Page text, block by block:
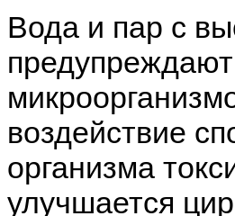
Вода и пар с
воздействие
организма
улучшается